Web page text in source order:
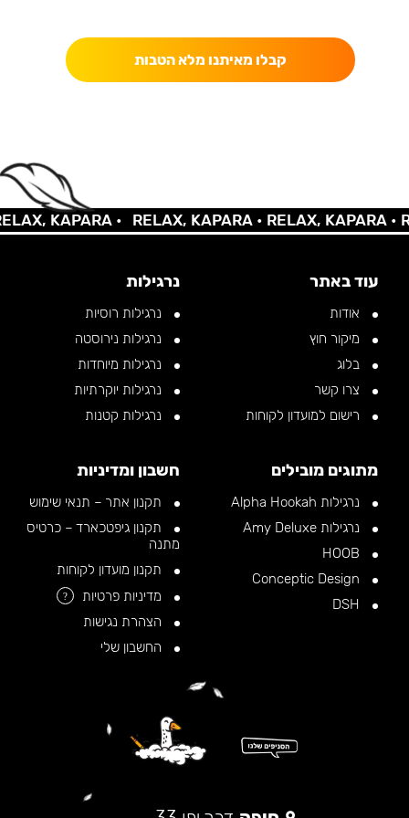
קבלו מאיתנו מלא הטבות
KAPARA • RELAX, KAPARA •RELAX, KAPARA •
עוד באתר
אודות
מיקור חוץ
בלוג
צרו קשר
רישום למועדון לקוחות
נרגילות
נרגילות רוסיות
נרגילות נירוסטה
נרגילות מיוחדות
נרגילות יוקרתיות
נרגילות קטנות
מתוגים מובילים
נרגילות Alpha Hookah
נרגילות Amy Deluxe
חשבון ומדיניות
תקנון אתר – תנאי שימוש
תקנון גיפטכארד – כרטיס
מתנה
תקנון מועדון לקוחות
מדיניות פרטיות
?
הצהרת נגישות
החשבון שלי